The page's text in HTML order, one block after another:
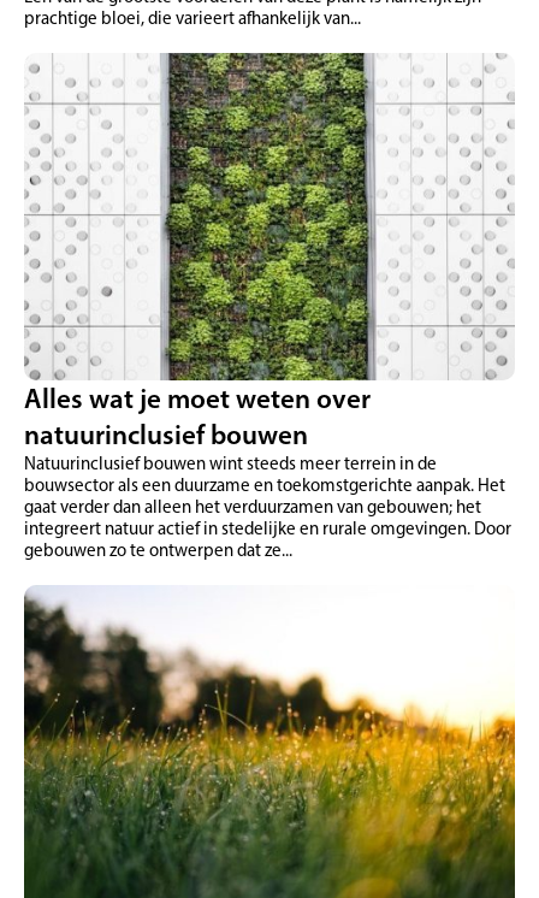
prachtige bloei, die varieert afhankelijk van...
Alles wat je moet weten over
natuurinclusief bouwen
Natuurinclusief bouwen wint steeds meer terrein in de
bouwsector als een duurzame en toekomstgerichte aanpak. Het
gaat verder dan alleen het verduurzamen van gebouwen; het
integreert natuur actief in stedelijke en rurale omgevingen. Door
gebouwen zo te ontwerpen dat ze...